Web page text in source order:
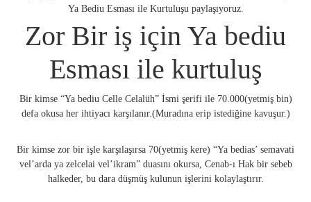
Ya Bediu Esması ile Kurtuluşu paylaşıyoruz.
Zor Bir iş için Ya bediu
Esması ile kurtuluş
Bir kimse “Ya bediu Celle Celalüh” İsmi şerifi ile 70.000(yetmiş bin)
defa okusa her ihtiyacı karşılanır.(Muradına erip istediğine kavuşur.)
Bir kimse zor bir işle karşılaşırsa 70(yetmiş kere) “Ya bedias’ semavati
vel’arda ya zelcelai vel’ikram” duasını okursa, Cenab-ı Hak bir sebeb
halkeder, bu dara düşmüş kulunun işlerini kolaylaştırır.